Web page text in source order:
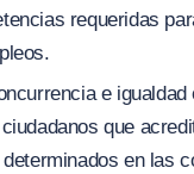
requeridas
e igualdad
que
en las